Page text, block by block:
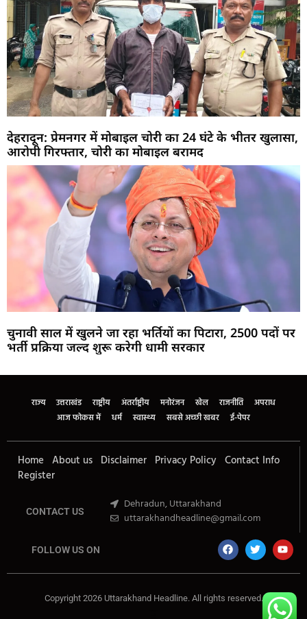
देहरादून: प्रेमनगर में मोबाइल चोरी का 24 घंटे के भीतर खुलासा,
आरोपी गिरफ्तार, चोरी का मोबाइल बरामद
चुनावी साल में खुलने जा रहा भर्तियों का पिटारा, 2500 पदों पर
भर्ती प्रक्रिया जल्द शुरू करेगी धामी सरकार
राज्य उत्तराखंड राष्ट्रीय अंतर्राष्ट्रीय मनोरंजन खेल राजनीति
अपराध
आज फोकस में
धर्म स्वास्थ्य सबसे अच्छी खबर ई-पेपर
Home About us Disclaimer Privacy Policy Contact Info
Register
CONTACT US
Dehradun, Uttarakhand
uttarakhandheadline@gmail.com
FOLLOW US ON
Copyright 2026 Uttarakhand Headline. All rights reserved.